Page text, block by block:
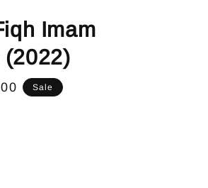
Imam
(2022)
Sale